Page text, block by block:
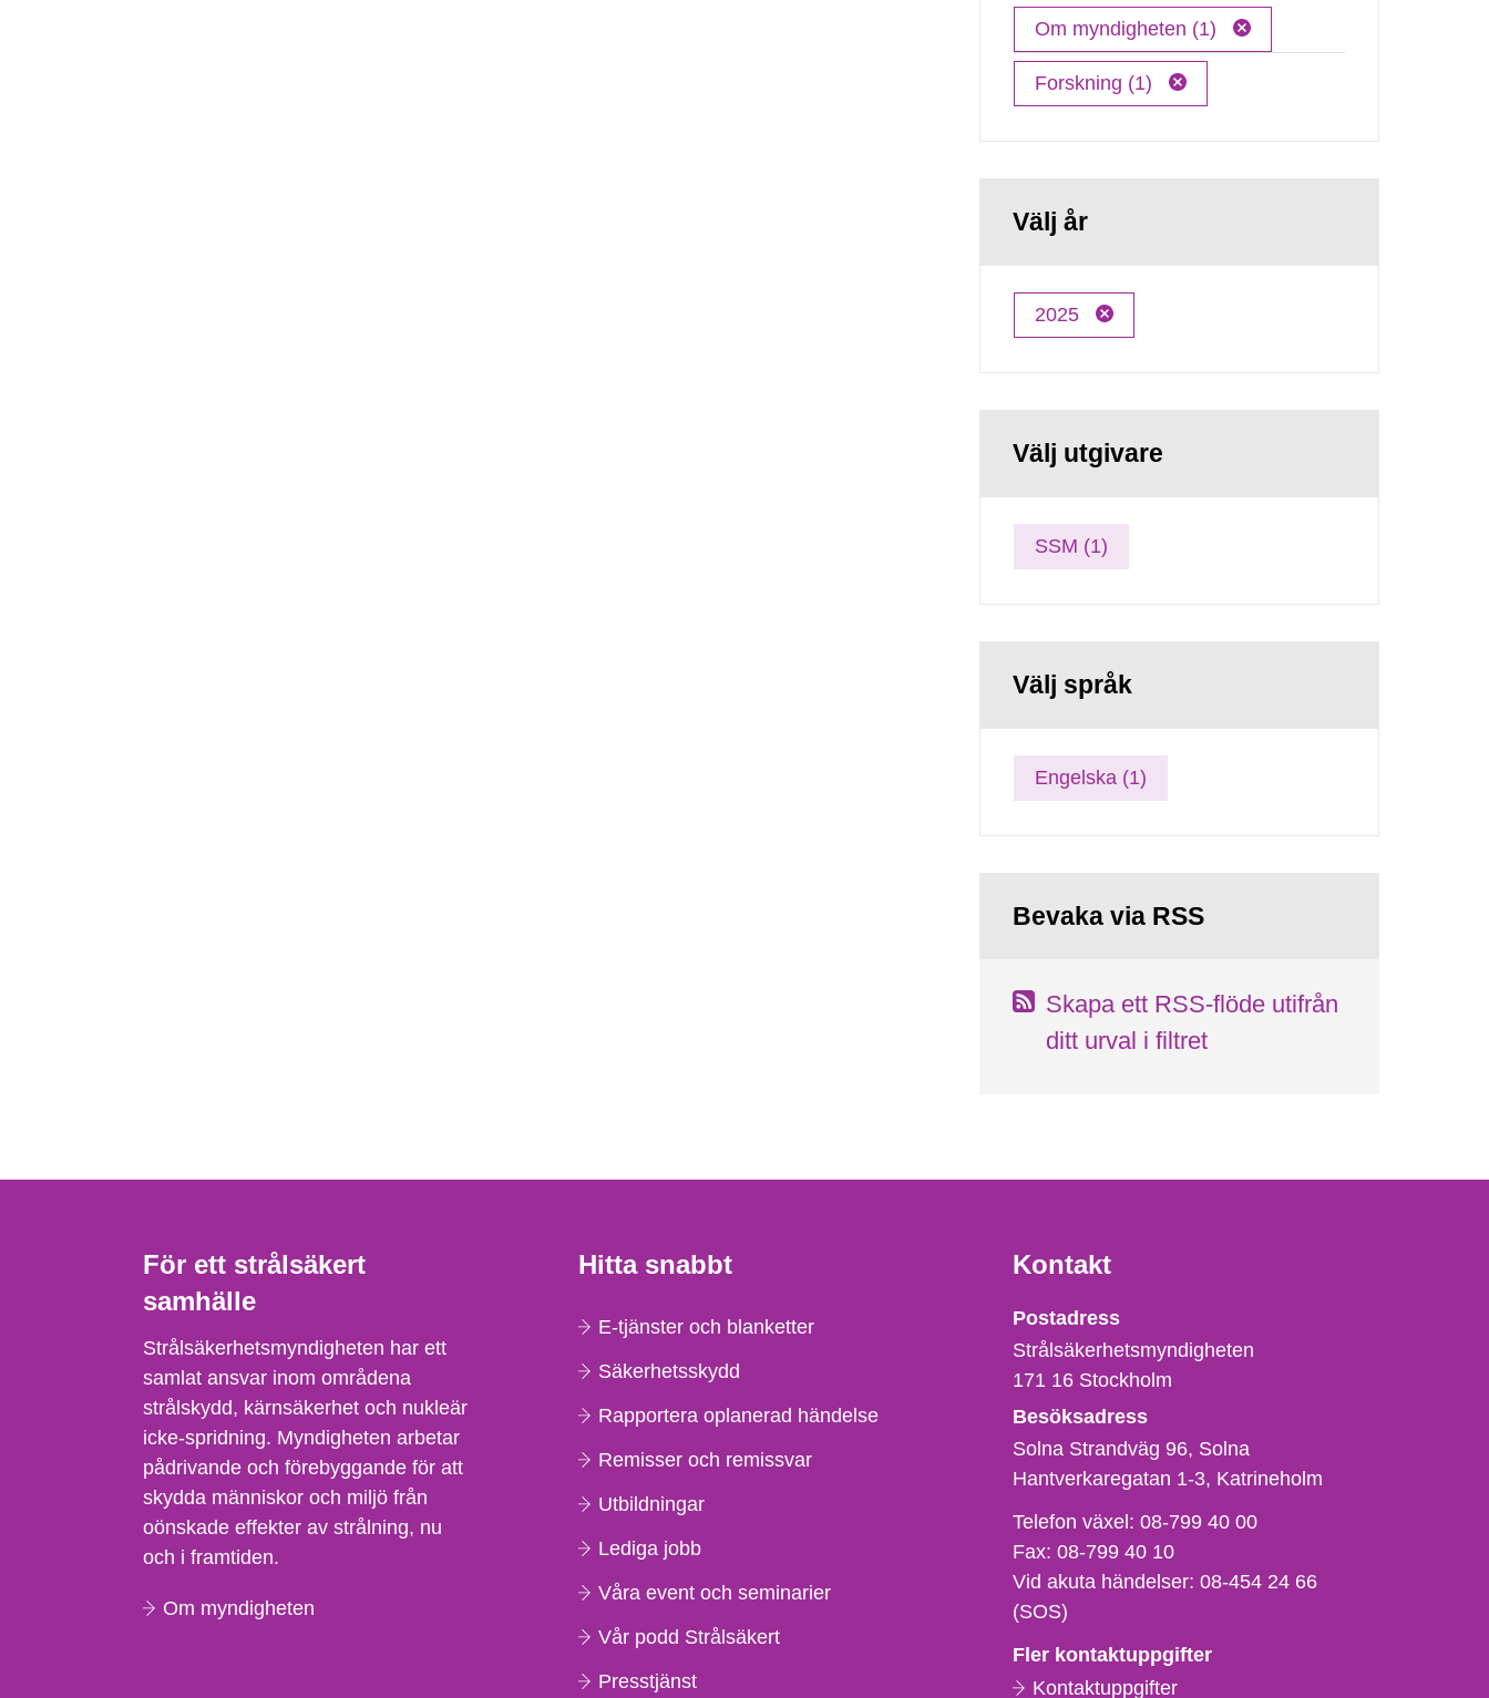
Om myndigheten (1)
Forskning (1)
Välj år
2025
Välj utgivare
SSM (1)
Välj språk
Engelska (1)
Bevaka via RSS
Skapa ett RSS-flöde utifrån
ditt urval i filtret
För ett strålsäkert
samhälle
Strålsäkerhetsmyndigheten har ett
samlat ansvar inom områdena
strålskydd, kärnsäkerhet och nukleär
icke-spridning. Myndigheten arbetar
pådrivande och förebyggande för att
skydda människor och miljö från
oönskade effekter av strålning, nu
och i framtiden.
Om myndigheten
Hitta snabbt
E-tjänster och blanketter
Säkerhetsskydd
Rapportera oplanerad händelse
Remisser och remissvar
Utbildningar
Lediga jobb
Våra event och seminarier
Vår podd Strålsäkert
Presstjänst
Kontakt
Strålsäkerhetsmyndigheten
Postadress
Strålsäkerhetsmyndigheten
171 16 Stockholm
Besöksadress
Solna Strandväg 96, Solna
Hantverkaregatan 1-3 Katrineholm
Telefon,
fax
och
e-
Telefon växel:08-799 40 00
Fax:08-799 40 10
Vid akuta händelser:08-454 24 66
(SOS)
Fler kontaktuppgifter
Kontaktuppgifter